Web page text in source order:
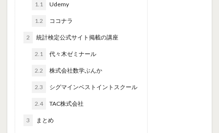
1.1 Udemy
1.2 ココナラ
2 統計検定公式サイト掲載の講座
2.1 代々木ゼミナール
2.2 株式会社数学ぶんか
2.3 シグマインベストイントスクール
2.4 TAC株式会社
3 まとめ